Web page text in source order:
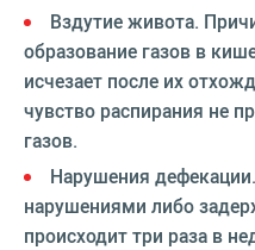
Вздутие живота.
образование газов в
исчезает после их
чувство распирания не
газов.
Нарушения
нарушениями либо
происходит три раза в